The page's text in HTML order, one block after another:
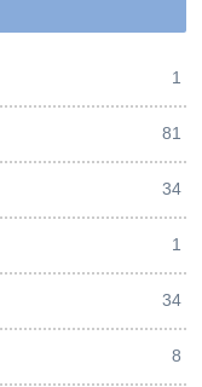
1
81
34
1
34
8